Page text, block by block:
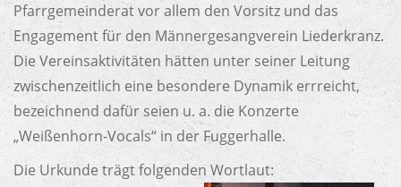
Pfarrgemeinderat vor allem den Vorsitz und das
Engagement für den Männergesangverein Liederkranz.
Die Vereinsaktivitäten hätten unter seiner Leitung
zwischenzeitlich eine besondere Dynamik errreicht,
bezeichnend dafür seien u. a. die Konzerte
„Weißenhorn-Vocals“ in der Fuggerhalle.
Die Urkunde trägt folgenden Wortlaut: